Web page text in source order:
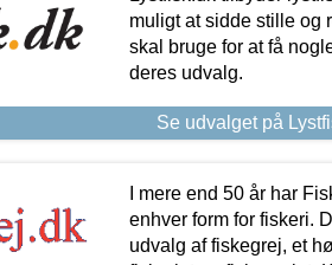
muligt at sidde stille og
skal bruge for at få
deres udvalg.
Se udvalget på
I mere end 50 år har
enhver form for fiskeri.
udvalg af fiskegrej, et